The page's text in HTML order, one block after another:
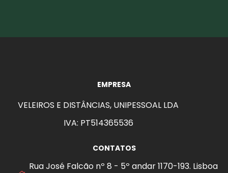
EMPRESA
VELEIROS E DISTÂNCIAS, UNIPESSOAL LDA
IVA: PT514365536
CONTATOS
Rua José Falcão nº 8 - 5º andar 1170-193. Lisboa